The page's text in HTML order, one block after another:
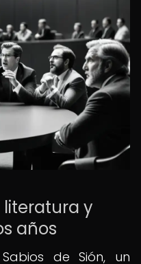
literatura y
años
de Sión, un